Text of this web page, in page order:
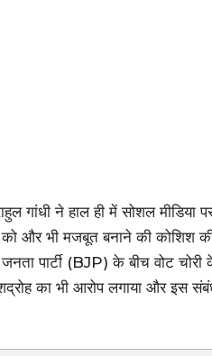
गांधी ने हाल ही में सोशल मीडिया
को और भी मजबूत बनाने की कोशिश
पार्टी (BJP) के बीच वोट
का भी आरोप लगाया और इस